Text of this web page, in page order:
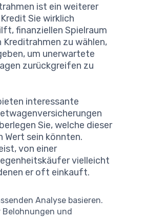
ist ein weiterer
Sie wirklich
finanziellen Spielraum
zu wählen,
um unerwartete
zurückgreifen zu
interessante
Sie, welche dieser
sein könnten.
von einer
vielleicht
er oft einkauft.
Analyse basieren.
Belohnungen und